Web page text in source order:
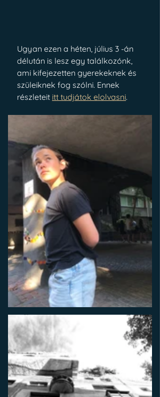
Ugyan ezen a héten, július 3 -án
délután is lesz egy találkozónk,
ami kifejezetten gyerekeknek és
szüleiknek fog szólni. Ennek
részleteit itt tudjátok elolvasni.